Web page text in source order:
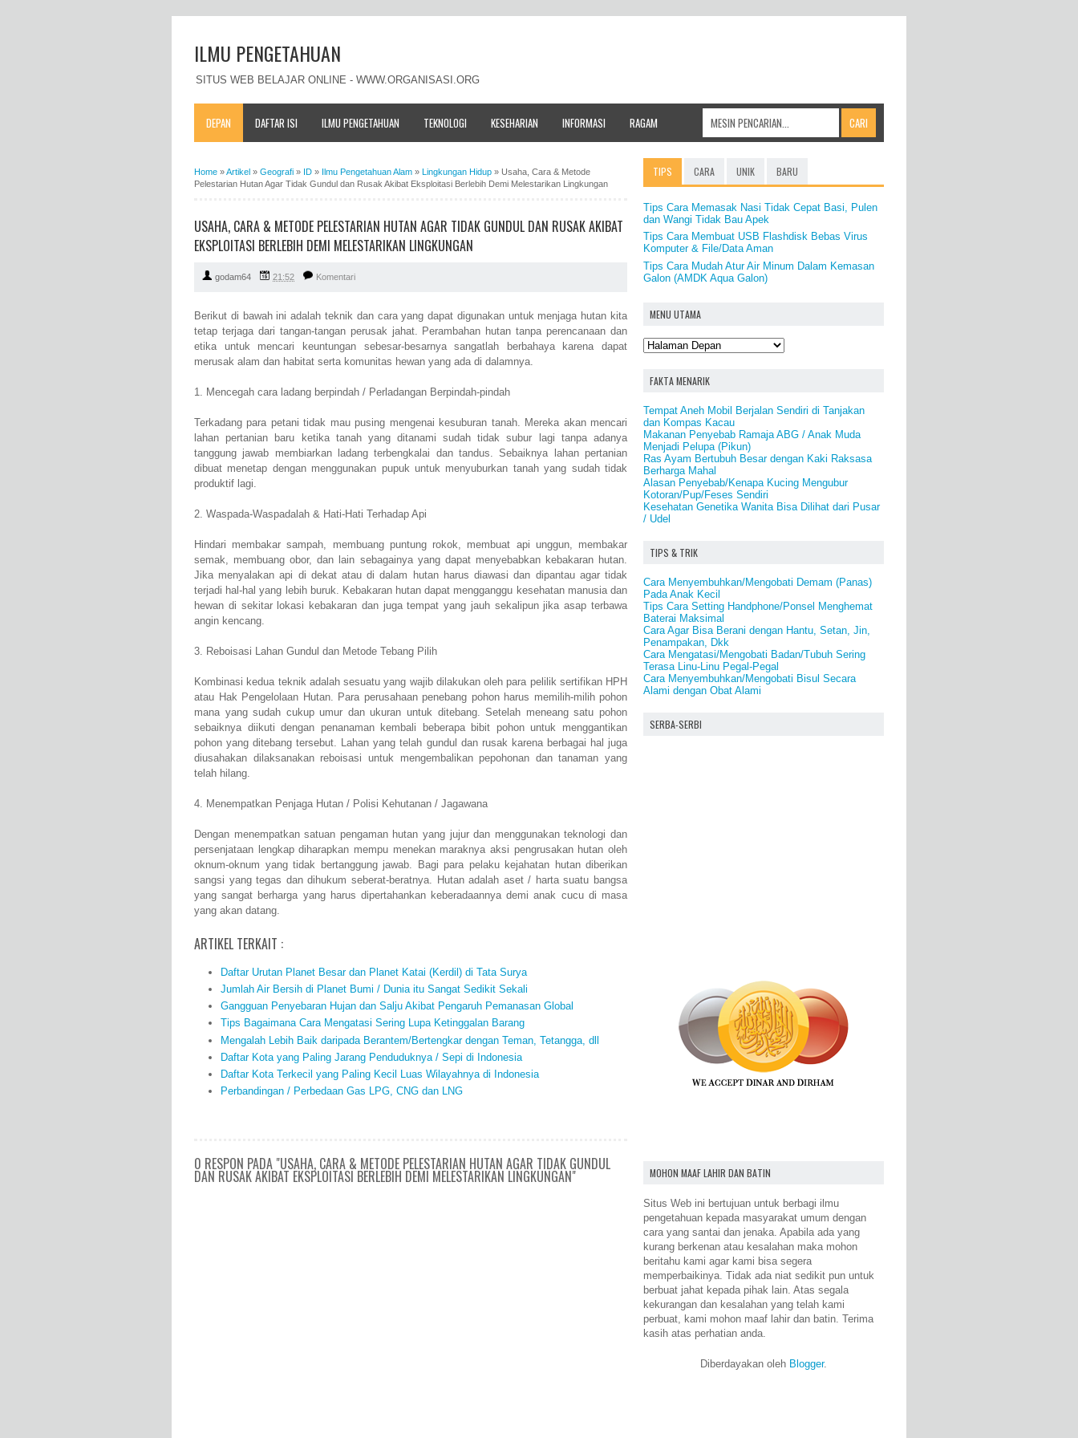
ILMU PENGETAHUAN
SITUS WEB BELAJAR ONLINE - WWW.ORGANISASI.ORG
DEPAN DAFTAR ISI ILMU PENGETAHUAN TEKNOLOGI KESEHARIAN INFORMASI RAGAM
Home »Artikel » Geografi » ID » Ilmu Pengetahuan Alam » Lingkungan Hidup » Usaha, Cara & Metode
Pelestarian Hutan Agar Tidak Gundul dan Rusak Akibat Eksploitasi Berlebih Demi Melestarikan Lingkungan
USAHA, CARA & METODE PELESTARIAN HUTAN AGAR TIDAK GUNDUL DAN RUSAK AKIBAT
EKSPLOITASI BERLEBIH DEMI MELESTARIKAN LINGKUNGAN
godam64 21:52 Komentari
Berikut di bawah ini adalah teknik dan cara yang dapat digunakan untuk menjaga hutan kita
tetap terjaga dari tangan-tangan perusak jahat. Perambahan hutan tanpa perencanaan dan
etika untuk mencari keuntungan sebesar-besarnya sangatlah berbahaya karena dapat
merusak alam dan habitat serta komunitas hewan yang ada di dalamnya.
1. Mencegah cara ladang berpindah / Perladangan Berpindah-pindah
Terkadang para petani tidak mau pusing mengenai kesuburan tanah. Mereka akan mencari
lahan pertanian baru ketika tanah yang ditanami sudah tidak subur lagi tanpa adanya
tanggung jawab membiarkan ladang terbengkalai dan tandus. Sebaiknya lahan pertanian
dibuat menetap dengan menggunakan pupuk untuk menyuburkan tanah yang sudah tidak
produktif lagi.
2. Waspada-Waspadalah & Hati-Hati Terhadap Api
Hindari membakar sampah, membuang puntung rokok, membuat api unggun, membakar
semak, membuang obor, dan lain sebagainya yang dapat menyebabkan kebakaran hutan.
Jika menyalakan api di dekat atau di dalam hutan harus diawasi dan dipantau agar tidak
terjadi hal-hal yang lebih buruk. Kebakaran hutan dapat mengganggu kesehatan manusia dan
hewan di sekitar lokasi kebakaran dan juga tempat yang jauh sekalipun jika asap terbawa
angin kencang.
3. Reboisasi Lahan Gundul dan Metode Tebang Pilih
Kombinasi kedua teknik adalah sesuatu yang wajib dilakukan oleh para pelilik sertifikan HPH
atau Hak Pengelolaan Hutan. Para perusahaan penebang pohon harus memilih-milih pohon
mana yang sudah cukup umur dan ukuran untuk ditebang. Setelah meneang satu pohon
sebaiknya diikuti dengan penanaman kembali beberapa bibit pohon untuk menggantikan
pohon yang ditebang tersebut. Lahan yang telah gundul dan rusak karena berbagai hal juga
diusahakan dilaksanakan reboisasi untuk mengembalikan pepohonan dan tanaman yang
telah hilang.
4. Menempatkan Penjaga Hutan / Polisi Kehutanan / Jagawana
Dengan menempatkan satuan pengaman hutan yang jujur dan menggunakan teknologi dan
persenjataan lengkap diharapkan mempu menekan maraknya aksi pengrusakan hutan oleh
oknum-oknum yang tidak bertanggung jawab. Bagi para pelaku kejahatan hutan diberikan
sangsi yang tegas dan dihukum seberat-beratnya. Hutan adalah aset / harta suatu bangsa
yang sangat berharga yang harus dipertahankan keberadaannya demi anak cucu di masa
yang akan datang.
ARTIKEL TERKAIT :
Daftar Urutan Planet Besar dan Planet Katai (Kerdil) di Tata Surya
Jumlah Air Bersih di Planet Bumi / Dunia itu Sangat Sedikit Sekali
Gangguan Penyebaran Hujan dan Salju Akibat Pengaruh Pemanasan Global
Tips Bagaimana Cara Mengatasi Sering Lupa Ketinggalan Barang
Mengalah Lebih Baik daripada Berantem/Bertengkar dengan Teman, Tetangga, dll
Daftar Kota yang Paling Jarang Penduduknya / Sepi di Indonesia
Daftar Kota Terkecil yang Paling Kecil Luas Wilayahnya di Indonesia
Perbandingan / Perbedaan Gas LPG, CNG dan LNG
0 RESPON PADA "USAHA, CARA & METODE PELESTARIAN HUTAN AGAR TIDAK GUNDUL
DAN RUSAK AKIBAT EKSPLOITASI BERLEBIH DEMI MELESTARIKAN LINGKUNGAN"
TIPS CARA UNIK BARU
Tips Cara Memasak Nasi Tidak Cepat Basi, Pulen
dan Wangi Tidak Bau Apek
Tips Cara Membuat USB Flashdisk Bebas Virus
Komputer & File/Data Aman
Tips Cara Mudah Atur Air Minum Dalam Kemasan
Galon (AMDK Aqua Galon)
MENU UTAMA
FAKTA MENARIK
Tempat Aneh Mobil Berjalan Sendiri di Tanjakan
dan Kompas Kacau
Makanan Penyebab Ramaja ABG / Anak Muda
Menjadi Pelupa (Pikun)
Ras Ayam Bertubuh Besar dengan Kaki Raksasa
Berharga Mahal
Alasan Penyebab/Kenapa Kucing Mengubur
Kotoran/Pup/Feses Sendiri
Kesehatan Genetika Wanita Bisa Dilihat dari Pusar
/ Udel
TIPS & TRIK
Cara Menyembuhkan/Mengobati Demam (Panas)
Pada Anak Kecil
Tips Cara Setting Handphone/Ponsel Menghemat
Baterai Maksimal
Cara Agar Bisa Berani dengan Hantu, Setan, Jin,
Penampakan, Dkk
Cara Mengatasi/Mengobati Badan/Tubuh Sering
Terasa Linu-Linu Pegal-Pegal
Cara Menyembuhkan/Mengobati Bisul Secara
Alami dengan Obat Alami
SERBA-SERBI
MOHON MAAF LAHIR DAN BATIN
Situs Web ini bertujuan untuk berbagi ilmu
pengetahuan kepada masyarakat umum dengan
cara yang santai dan jenaka. Apabila ada yang
kurang berkenan atau kesalahan maka mohon
beritahu kami agar kami bisa segera
memperbaikinya. Tidak ada niat sedikit pun untuk
berbuat jahat kepada pihak lain. Atas segala
kekurangan dan kesalahan yang telah kami
perbuat, kami mohon maaf lahir dan batin. Terima
kasih atas perhatian anda.
Diberdayakan oleh Blogger.